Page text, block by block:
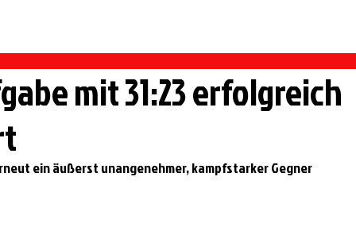
mit 31:23 erfolgreich
ein äußerst unangenehmer, kampfstarker Gegner